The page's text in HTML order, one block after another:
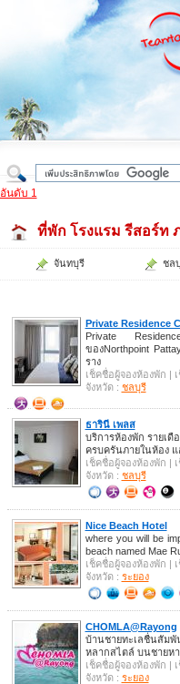
อันดับ 1
ที่พัก โรงแรม รีสอร์ท
จันทบุรี ชล
Private Residence
Private
ของNorthpoint
ราง
เช็คชื่อผู้จองห้องพัก |
จังหวัด : ชลบุรี
ธารินี เพลส
บริการห้องพัก รายเ
ครบครันภายในห้อง แ
เช็คชื่อผู้จองห้องพัก |
จังหวัด : ชลบุรี
Nice Beach Hotel
where you will be
beach named Mae
เช็คชื่อผู้จองห้องพัก |
จังหวัด : ระยอง
CHOMLA@Rayong
บ้านชายทะเลชื่นสัม
หลากสไตล์ บนชายห
เช็คชื่อผู้จองห้องพัก |
จังหวัด : ระยอง